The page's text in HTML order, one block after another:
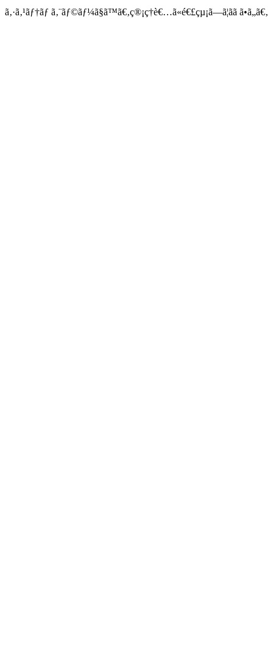
ã‚·ã‚¹ãƒ†ãƒ ã‚¨ãƒ©ãƒ¼ã§ã™ã€‚ç®¡ç†è€…ã«é€£çµ¡ã—ã¦ãã ã•ã„ã€‚